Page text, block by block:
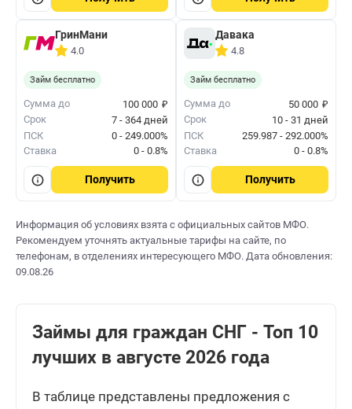
ГринМани
4.0
Займ бесплатно
Сумма до 100 000 ₽
Срок
7 - 364 дней
ПСК
0 - 249.000%
Ставка
0 - 0.8%
Получить
Давака
4.8
Займ бесплатно
Сумма до 50 000 ₽
Срок
10 - 31 дней
ПСК
259.987 - 292.000%
Ставка
0 - 0.8%
Получить
Информация об условиях взята с официальных сайтов МФО.
Рекомендуем уточнять актуальные тарифы на сайте, по
телефонам, в отделениях интересующего МФО. Дата обновления:
09.08.26
Займы для граждан СНГ - Топ 10
лучших в августе 2026 года
В таблице представлены предложения с